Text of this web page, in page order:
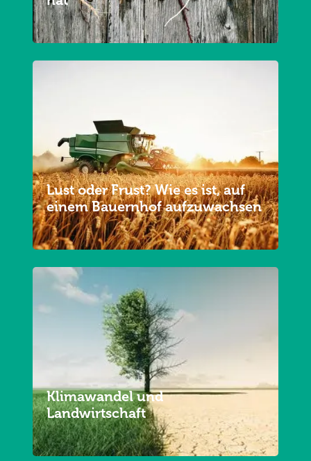
Lust oder Frust? Wie es ist, auf
einem Bauernhof aufzuwachsen
Klimawandel und
Landwirtschaft